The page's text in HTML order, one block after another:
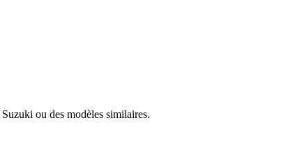
Suzuki ou des modèles similaires.